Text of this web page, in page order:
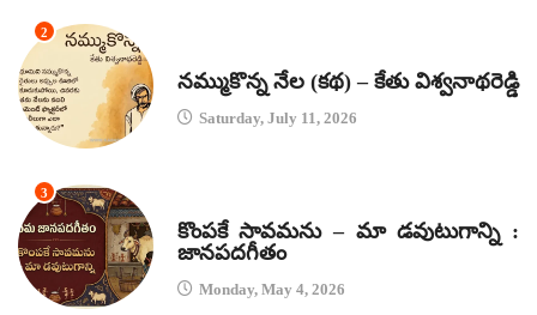
2
నమ్ముకొన్న నేల (కథ) – కేతు విశ్వనాథరెడ్డి
Saturday, July 11, 2026
3
కొంపకే సావమను – మా డవుటుగాన్ని :
జానపదగీతం
Monday, May 4, 2026